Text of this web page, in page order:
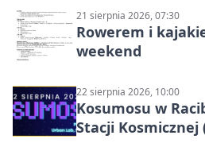
21 sierpnia 2026, 07:30
Rowerem i
weekend
22 sierpnia 2026, 10:00
Kosumosu w
Stacji Kosmicznej